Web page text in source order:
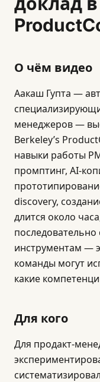
О чём видео
Аакаш Гупта —
менеджеров —
Berkeley’s
навыки работы
промптинг, AI-
discovery,
длится около
инструментам —
команды могут
какие
Для кого
Для продакт-